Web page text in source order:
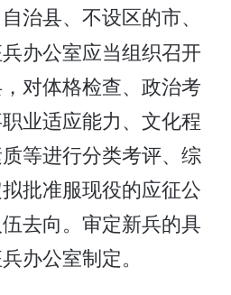
治县、不设区的市、
办公室应当组织召开
对体格检查、政治考
业适应能力、文化程
等进行分类考评、综
批准服现役的应征公
去向。审定新兵的具
办公室制定。